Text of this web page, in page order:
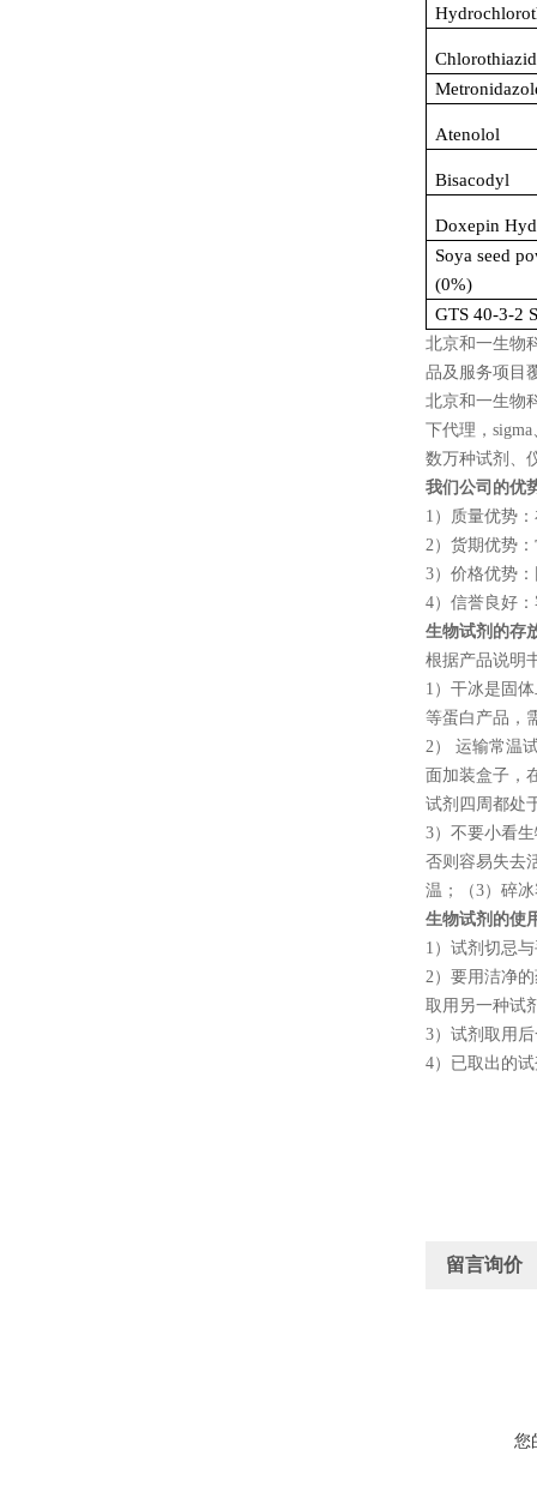
Atenolol
Bisacodyl
Doxepin
Soya seed
(0%)
GTS 40-3-2
北京和一生物
品及服务项目
北京和一生物
下代理， sigma
数万种试剂、
我们公司的优
1 ）质量优势
2）货期优势
3）价格优势
4）信誉良好
生物试剂的存
根据产品说明
1 ）干冰是固
等蛋白产品，
2） 运输常温
面加装盒子，
试剂四周都处
3）不要小看
否则容易失去
温；（3）碎
生物试剂的使
1 ）试剂切忌
2）要用洁净
取用另一种试
3）试剂取用
4）已取出的
留言询价
您